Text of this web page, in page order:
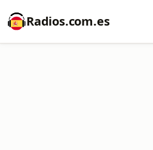
Radios.com.es